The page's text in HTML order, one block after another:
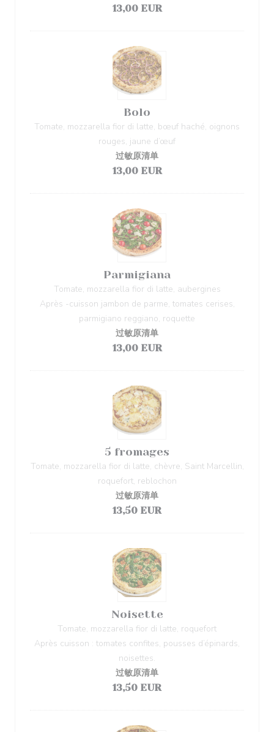
13,00 EUR
Bolo
Tomate, mozzarella fior di latte, bœuf haché, oignons
rouges, jaune d’œuf
过敏原清单
13,00 EUR
Parmigiana
Tomate, mozzarella fior di latte, aubergines
Après -cuisson jambon de parme, tomates cerises,
parmigiano reggiano, roquette
过敏原清单
13,00 EUR
5 fromages
Tomate, mozzarella fior di latte, chèvre, Saint Marcellin,
roquefort, reblochon
过敏原清单
13,50 EUR
Noisette
Tomate, mozzarella fior di latte, roquefort
Après cuisson : tomates confites, pousses d’épinards,
noisettes.
过敏原清单
13,50 EUR